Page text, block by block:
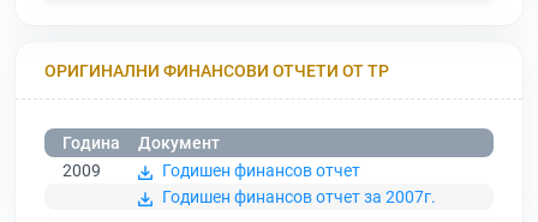
ОРИГИНАЛНИ ФИНАНСОВИ ОТЧЕТИ ОТ ТР
Година
Документ
2009
Годишен финансов отчет
Годишен финансов отчет за 2007г.